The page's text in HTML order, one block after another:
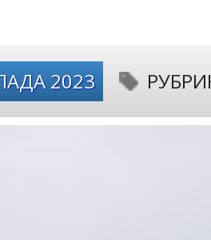
2023